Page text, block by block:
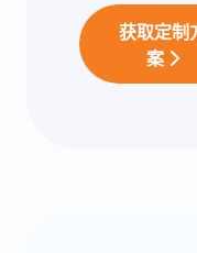
获取定制
案